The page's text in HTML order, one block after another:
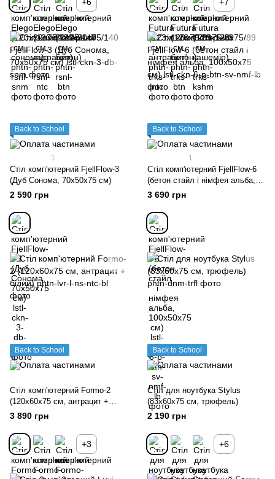
Back to School
1
Стіл комп'ютерний FjellFlow-3
(Дуб Сонома, 70х50х75 см)
2 590 грн
Back to School
1
Стіл комп'ютерний FjellFlow-6
(бетон стайл і німфея альба,
100х50х75 см)
3 690 грн
Back to School
Стіл комп'ютерний Formo-2
(120х60х75 см, антрацит +
білий)
3 890 грн
+3
Back to School
Стіл для ноутбука Stylus
(83х60х75 см, трюфель)
2 190 грн
+6